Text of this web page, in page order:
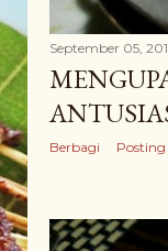
September 05,
Berbagi